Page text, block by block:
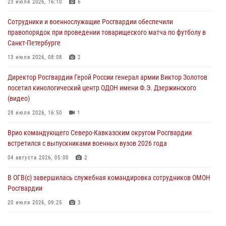
посетили мастер-класс по художественной гимнастике
05 августа 2026, 13:00 3
Офицеры Росгвардии и ветераны войск правопорядка почтили
05 августа 2026, 12:40
Росгвардейцы приняли участие в акции «Волна памяти»,
посвящённой 83‑й годовщине освобождения Белгорода от
05 августа 2026, 12:13 1
23 июля 2026, 16:10 6
Сотрудники и военнослужащие Росгвардии обеспечили
правопорядок при проведении товарищеского матча по футболу в
Санкт-Петербурге
13 июля 2026, 08:08 2
Директор Росгвардии Герой России генерал армии Виктор Золотов
посетил кинологический центр ОДОН имени Ф.Э. Дзержинского
(видео)
28 июля 2026, 16:50 1
Врио командующего Северо-Кавказским округом Росгвардии
встретился с выпускниками военных вузов 2026 года
04 августа 2026, 05:00 2
В ОГВ(с) завершилась служебная командировка сотрудников ОМОН
Росгвардии
20 июля 2026, 09:25 3